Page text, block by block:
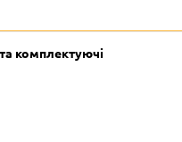
комплектуючі